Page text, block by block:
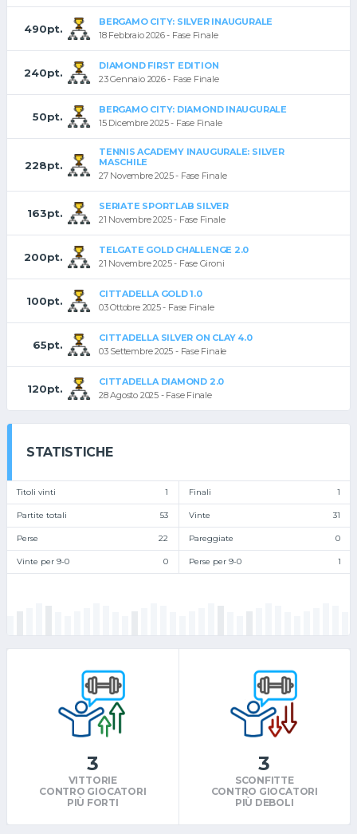
490pt.
BERGAMO CITY: SILVER INAUGURALE
18 Febbraio 2026 - Fase Finale
240pt.
DIAMOND FIRST EDITION
23 Gennaio 2026 - Fase Finale
50pt.
BERGAMO CITY: DIAMOND INAUGURALE
15 Dicembre 2025 - Fase Finale
228pt.
TENNIS ACADEMY INAUGURALE: SILVER
MASCHILE
27 Novembre 2025 - Fase Finale
163pt.
SERIATE SPORTLAB SILVER
21 Novembre 2025 - Fase Finale
200pt.
TELGATE GOLD CHALLENGE 2.0
21 Novembre 2025 - Fase Gironi
100pt.
CITTADELLA GOLD 1.0
03 Ottobre 2025 - Fase Finale
65pt.
CITTADELLA SILVER ON CLAY 4.0
03 Settembre 2025 - Fase Finale
120pt.
CITTADELLA DIAMOND 2.0
28 Agosto 2025 - Fase Finale
STATISTICHE
Titoli vinti 1 Finali 1
Partite totali 53 Vinte 31
Perse 22 Pareggiate 0
Vinte per 9-0 0 Perse per 9-0 1
3
VITTORIE
CONTRO GIOCATORI
PIÙ FORTI
3
SCONFITTE
CONTRO GIOCATORI
PIÙ DEBOLI